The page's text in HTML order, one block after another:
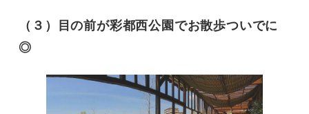
（３）目の前が彩都西公園でお散歩ついでに
◎